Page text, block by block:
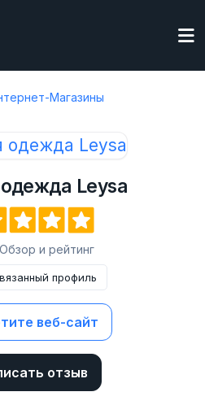
Магазины
Leysa
и рейтинг
профиль
веб-сайт
отзыв